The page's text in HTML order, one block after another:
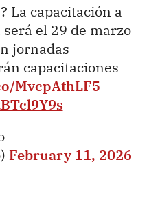
La capacitación a
el 29 de marzo
jornadas
capacitaciones
MvcpAthLF5
February 11, 2026